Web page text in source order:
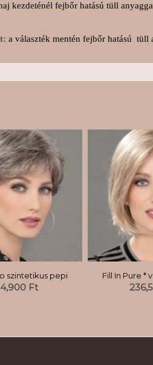
kezdeténél fejbőr hatású tüll
a választék mentén fejbőr hatású tüll
szintetikus pepi
Ft
Fill In Pure *